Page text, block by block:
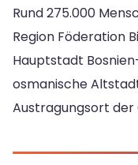
Rund 275.000
Region Föderation
Hauptstadt
osmanische
Austragungsort der